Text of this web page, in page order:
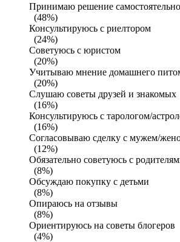
Принимаю решение самостоятельно
(48%)
Консультируюсь с риелтором
(24%)
Советуюсь с юристом
(20%)
Учитываю мнение домашнего
(20%)
Слушаю советы друзей и знакомых
(16%)
Консультируюсь с тарологом/
(16%)
Согласовываю сделку с мужем/
(12%)
Обязательно советуюсь с
(8%)
Обсуждаю покупку с детьми
(8%)
Опираюсь на отзывы
(8%)
Ориентируюсь на советы блогеров
(4%)